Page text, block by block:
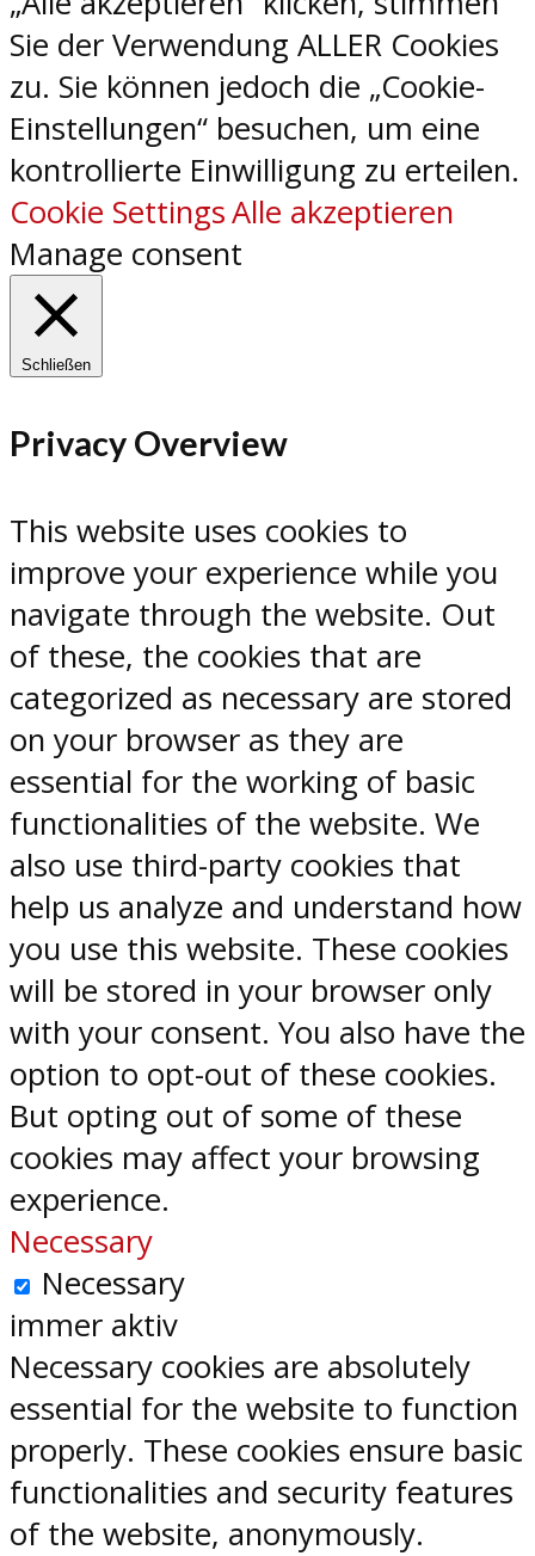
Sie der Verwendung ALLER Cookies
zu. Sie können jedoch die „Cookie-
Einstellungen“ besuchen, um eine
kontrollierte Einwilligung zu erteilen.
Cookie SettingsAlle akzeptieren
Manage consent
Schließen
Privacy Overview
This website uses cookies to
improve your experience while you
navigate through the website. Out
of these, the cookies that are
categorized as necessary are stored
on your browser as they are
essential for the working of basic
functionalities of the website. We
also use third-party cookies that
help us analyze and understand how
you use this website. These cookies
will be stored in your browser only
with your consent. You also have the
option to opt-out of these cookies.
But opting out of some of these
cookies may affect your browsing
experience.
Necessary
Necessary
immer aktiv
Necessary cookies are absolutely
essential for the website to function
properly. These cookies ensure basic
functionalities and security features
of the website, anonymously.